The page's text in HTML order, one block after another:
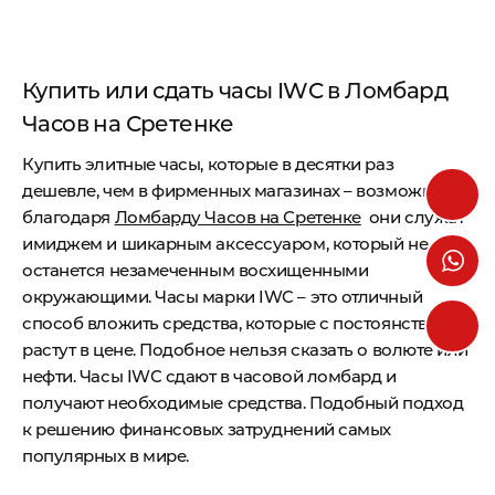
Купить или сдать часы IWC в Ломбард
Часов на Сретенке
Купить элитные часы, которые в десятки раз
дешевле, чем в фирменных магазинах – возможно,
благодаря Ломбарду Часов на Сретенкеони служат
имиджем и шикарным аксессуаром, который не
останется незамеченным восхищенными
окружающими. Часы марки IWC – это отличный
способ вложить средства, которые с постоянством
растут в цене. Подобное нельзя сказать о волюте или
нефти. Часы IWC сдают в часовой ломбард и
получают необходимые средства. Подобный подход
к решению финансовых затруднений самых
популярных в мире.